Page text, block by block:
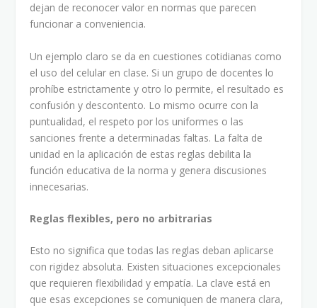
dejan de reconocer valor en normas que parecen
funcionar a conveniencia.
Un ejemplo claro se da en cuestiones cotidianas como
el uso del celular en clase. Si un grupo de docentes lo
prohíbe estrictamente y otro lo permite, el resultado es
confusión y descontento. Lo mismo ocurre con la
puntualidad, el respeto por los uniformes o las
sanciones frente a determinadas faltas. La falta de
unidad en la aplicación de estas reglas debilita la
función educativa de la norma y genera discusiones
innecesarias.
Reglas flexibles, pero no arbitrarias
Esto no significa que todas las reglas deban aplicarse
con rigidez absoluta. Existen situaciones excepcionales
que requieren flexibilidad y empatía. La clave está en
que esas excepciones se comuniquen de manera clara,